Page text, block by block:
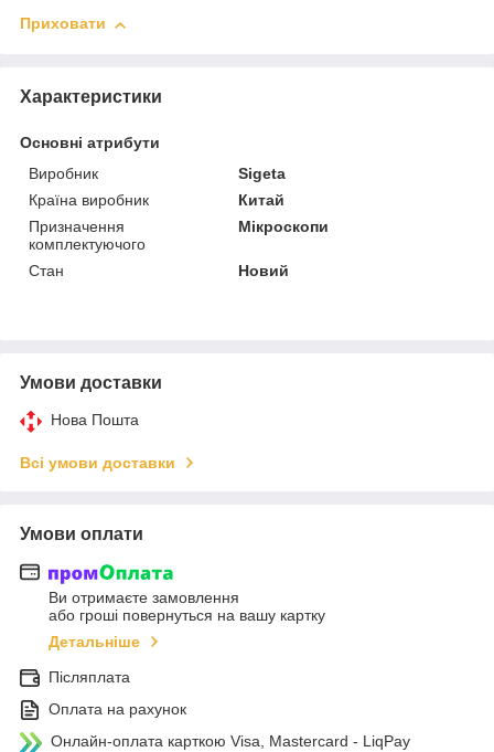
Приховати
Характеристики
Основні атрибути
Виробник
Sigeta
Країна виробник
Китай
Призначення
комплектуючого
Мікроскопи
Стан Новий
Умови доставки
Нова Пошта
Всі умови доставки
Умови оплати
Ви отримаєте замовлення
або гроші повернуться на вашу картку
Детальніше
Післяплата
Оплата на рахунок
Онлайн-оплата карткою Visa, Mastercard - LiqPay